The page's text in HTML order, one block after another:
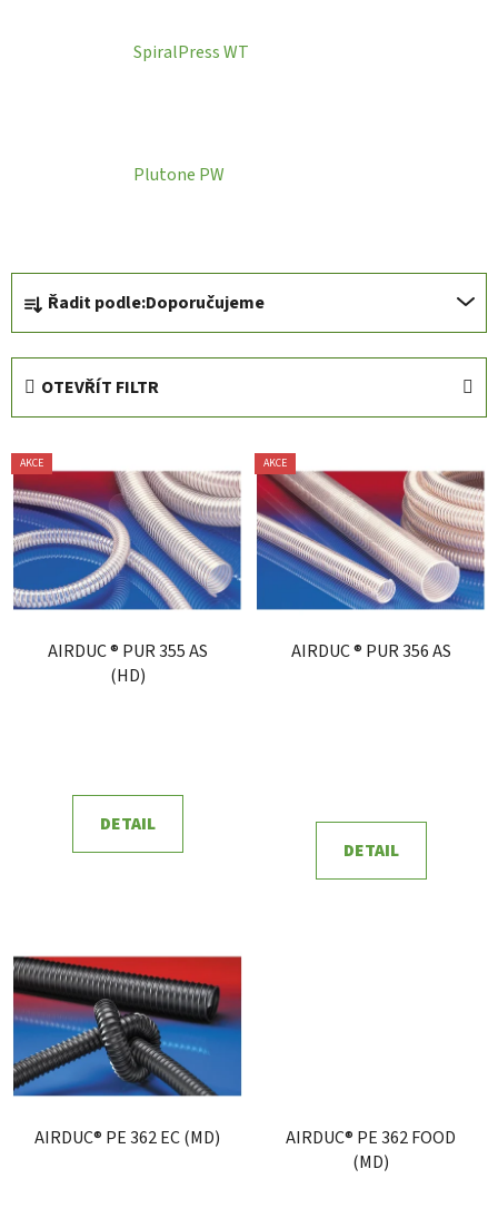
SpiralPress WT
Plutone PW
Ř
a
z
p
r
o
d
u
k
Řadit podle:Doporučujeme
OTEVŘÍT FILTR
V
ý
p
i
s
p
AKCE
AIRDUC ® PUR 355 AS
(HD)
DETAIL
AKCE
AIRDUC ® PUR 356 AS
DETAIL
AIRDUC® PE 362 EC (MD)
AIRDUC® PE 362 FOOD
(MD)